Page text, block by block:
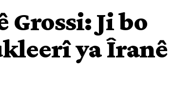
Grossi: Ji bo
ya Îranê